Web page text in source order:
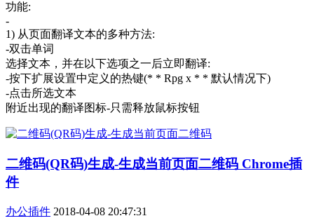
功能:
-
1) 从页面翻译文本的多种方法:
-双击单词
选择文本，并在以下选项之一后立即翻译:
-按下扩展设置中定义的热键(* * Rpg x * * 默认情况下)
-点击所选文本
附近出现的翻译图标-只需释放鼠标按钮
二维码(QR码)生成-生成当前页面二维码 Chrome插
件
办公插件 2018-04-08 20:47:31